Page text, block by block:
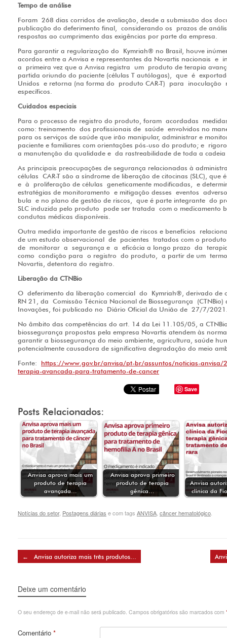
Tempo de análise
Foram 268 dias corridos de avaliação, desde a submissão dos
publicação do deferimento final, considerando os prazos de
respostas ao cumprimento das exigências por parte da empresa.
Para garantir a regularização do Kymriah® no Brasil, houve
acordos entre a Anvisa e representantes da Novartis nacionais e
a primeira vez que a Anvisa registra um produto de terapia
partida oriundo do paciente (células T autólogas), que é
Unidos e retorna (na forma do produto CAR-T) para inoculação
específicos.
Cuidados especiais
Para o processo de registro do produto, foram acordadas
como: treinamento dos profissionais de saúde envolvidos no
para os serviços de saúde que irão manipular, administrar e
paciente e familiares com orientações pós-uso do produto; e
a manutenção da qualidade e da rastreabilidade de toda a
As principais preocupações de segurança relacionadas à
células CAR-T são a síndrome de liberação de citocinas (SLC), que
e à proliferação de células geneticamente modificadas, e
estratégias de monitoramento e mitigação desses eventos
bula e no plano de gestão de riscos, que é parte integrante do
SLC induzida pelo produto pode ser tratada com o medicamento
condutas médicas disponíveis.
Outra medida importante de gestão de riscos e benefícios
de um estudo observacional de pacientes tratados com o
de monitorar a segurança e a eficácia a longo prazo da
como condição para o registro do produto, a partir de um termo
Novartis, detentora do registro.
Liberação da CTNBio
O deferimento da liberação comercial do Kymriah®, derivado de
RN 21, da Comissão Técnica Nacional de Biossegurança
Inovações, foi publicado no Diário Oficial da União de 27/7/
No âmbito das competências do art. 14 da Lei 11.105/05, a
biossegurança propostas pela empresa Novartis atendem às
garantir a biossegurança do meio ambiente, agricultura, saúde
potencialmente causadora de significativa degradação do meio
Fonte: https://www.gov.br/anvisa/pt-br/assuntos/noticias-
terapia-avancada-para-tratamento-de-cancer
Save
Posts Relacionados:
Anvisa aprova mais um
produto de terapia
avançada…
Anvisa aprova primeiro
produto de terapia
gênica…
Anvisa
clínica da
Notícias do setor, Postagens diárias e com tags ANVISA câncer hematológico
Post navigation
← Anvisa autoriza mais três produtos…
Deixe um comentário
O seu endereço de e-mail não será publicado. Campos obrigatórios são marcados com
Comentário *